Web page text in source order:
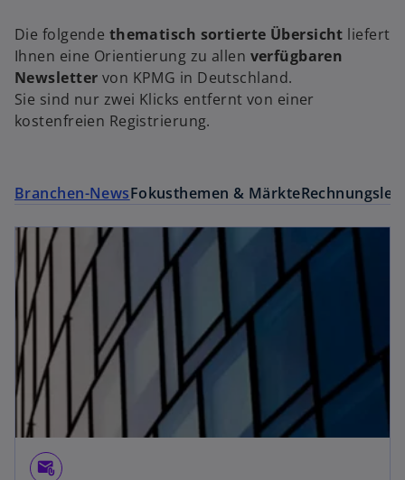
Die folgende thematisch sortierte Übersicht liefert
Ihnen eine Orientierung zu allen verfügbaren
Newsletter von KPMG in Deutschland.
Sie sind nur zwei Klicks entfernt von einer
kostenfreien Registrierung.
Branchen-NewsFokusthemen & Märkte
attach_email